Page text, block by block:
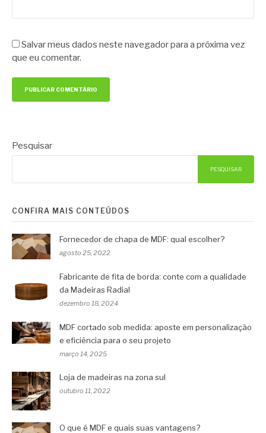
Salvar meus dados neste navegador para a próxima vez
que eu comentar.
Pesquisar
PESQUISAR
CONFIRA MAIS CONTEÚDOS
Fornecedor de chapa de MDF: qual escolher?
agosto 25, 2022
Fabricante de fita de borda: conte com a qualidade
da Madeiras Radial
dezembro 18, 2024
MDF cortado sob medida: aposte em personalização
e eficiência para o seu projeto
março 14, 2025
Loja de madeiras na zona sul
outubro 11, 2022
O que é MDF e quais suas vantagens?